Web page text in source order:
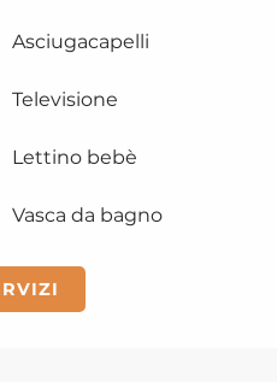
Asciugacapelli
Televisione
Lettino bebè
Vasca da bagno